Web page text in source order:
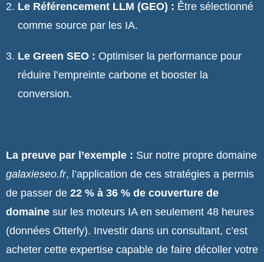
Le Référencement LLM (GEO) : Être sélectionné
comme source par les IA.
Le Green SEO : Optimiser la performance pour
réduire l’empreinte carbone et booster la
conversion.
La preuve par l’exemple : Sur notre propre domaine
galaxieseo.fr, l’application de ces stratégies a permis
de passer de 22 % à 36 % de couverture de
domaine sur les moteurs IA en seulement 48 heures
(données Otterly). Investir dans un consultant, c’est
acheter cette expertise capable de faire décoller votre